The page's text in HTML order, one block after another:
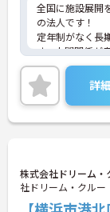
全国に施設展開
の法人です！
定年制がなく長
す。人間関係が
根付いています
ご興味のある方
に詳細をご案内
い！
詳
株式会社ドリーム
社ドリーム・クルー